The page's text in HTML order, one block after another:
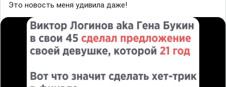
Это новость меня удивила даже!